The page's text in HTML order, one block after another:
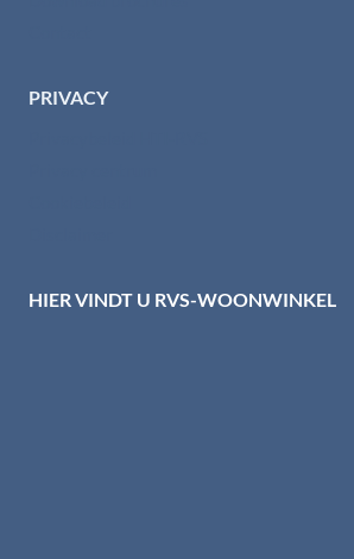
PRIVACY
HIER VINDT U RVS-WOONWINKEL